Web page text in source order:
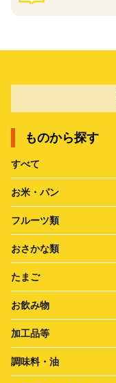
ものから探す
すべて
お米・パン
フルーツ類
おさかな類
たまご
お飲み物
加工品等
調味料・油